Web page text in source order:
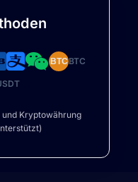
BTCBTC
Kryptowährung